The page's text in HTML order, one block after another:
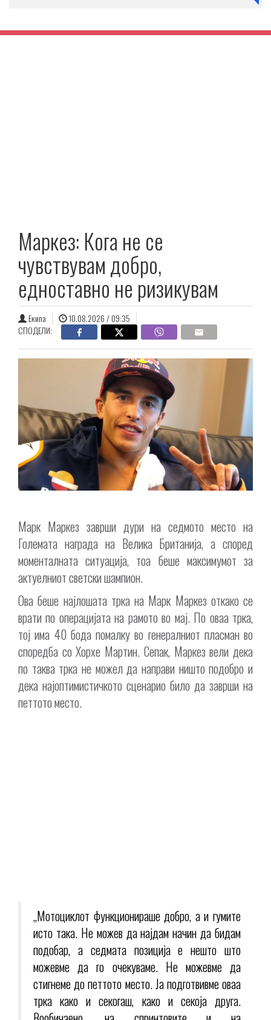
Маркез: Кога не се
чувствувам добро,
едноставно не ризикувам
Екипа
10.08.2026 / 09:35
СПОДЕЛИ:
Марк Маркез заврши дури на седмото место на
Големата награда на Велика Британија, а според
моменталната ситуација, тоа беше максимумот за
актуелниот светски шампион.
Ова беше најлошата трка на Марк Маркез откако се
врати по операцијата на рамото во мај. По оваа трка,
тој има 40 бода помалку во генералниот пласман во
споредба со Хорхе Мартин. Сепак, Маркез вели дека
по таква трка не можел да направи ништо подобро и
дека најоптимистичкото сценарио било да заврши на
петтото место.
„Мотоциклот функционираше добро, а и гумите
исто така. Не можев да најдам начин да бидам
подобар, а седмата позиција е нешто што
можевме да го очекуваме. Не можевме да
стигнеме до петтото место. Ја подготвивме оваа
трка како и секогаш, како и секоја друга.